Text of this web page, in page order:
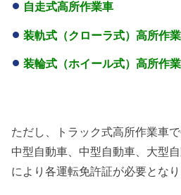
自走式高所作業車
装軌式（クローラ式）高所作
装輪式（ホイール式）高所作
ただし、トラック式高所作業車
中型自動車、中型自動車、大型
により各運転免許証が必要となり